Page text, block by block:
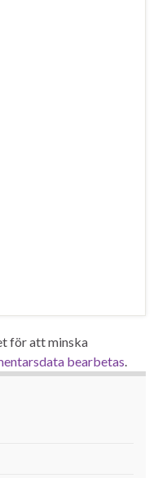
för att minska
bearbetas.